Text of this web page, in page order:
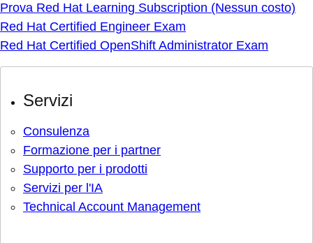
Prova Red Hat Learning Subscription (Nessun costo)
Red Hat Certified Engineer Exam
Red Hat Certified OpenShift Administrator Exam
Servizi
Consulenza
Formazione per i partner
Supporto per i prodotti
Servizi per l'IA
Technical Account Management